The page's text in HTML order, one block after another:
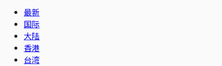
最新
国际
大陆
香港
台湾